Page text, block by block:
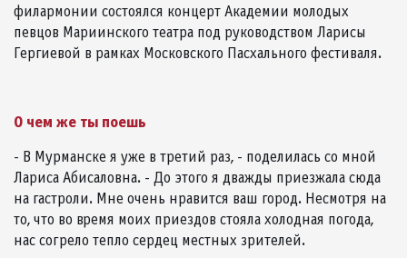
филармонии состоялся концерт Академии молодых
певцов Мариинского театра под руководством Ларисы
Гергиевой в рамках Московского Пасхального фестиваля.
О чем же ты поешь
- В Мурманске я уже в третий раз, - поделилась со мной
Лариса Абисаловна. - До этого я дважды приезжала сюда
на гастроли. Мне очень нравится ваш город. Несмотря на
то, что во время моих приездов стояла холодная погода,
нас согрело тепло сердец местных зрителей.